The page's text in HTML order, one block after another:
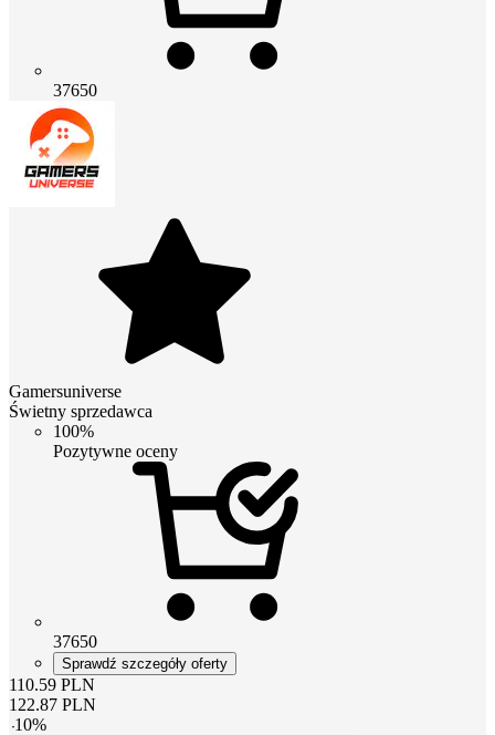
37650
Gamersuniverse
Świetny sprzedawca
100%
Pozytywne oceny
37650
Sprawdź szczegóły oferty
110.59 PLN
122.87 PLN
-10%